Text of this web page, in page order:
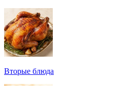
Вторые блюда